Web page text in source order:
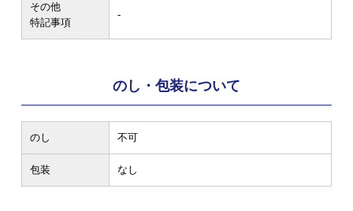
その他
特記事項
-
のし・包装について
のし 不可
包装 なし